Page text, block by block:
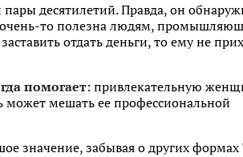
десятилетий. Правда, он
то полезна людям,
отдать деньги, то ему не
помогает: привлекательную
может мешать ее профессиональной
значение, забывая о других формах